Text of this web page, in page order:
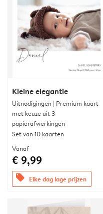
Kleine elegantie
Uitnodigingen | Premium kaart
met keuze uit 3
papierafwerkingen
Set van 10 kaarten
Vanaf
€ 9,99
offers Elke dag lage prijzen